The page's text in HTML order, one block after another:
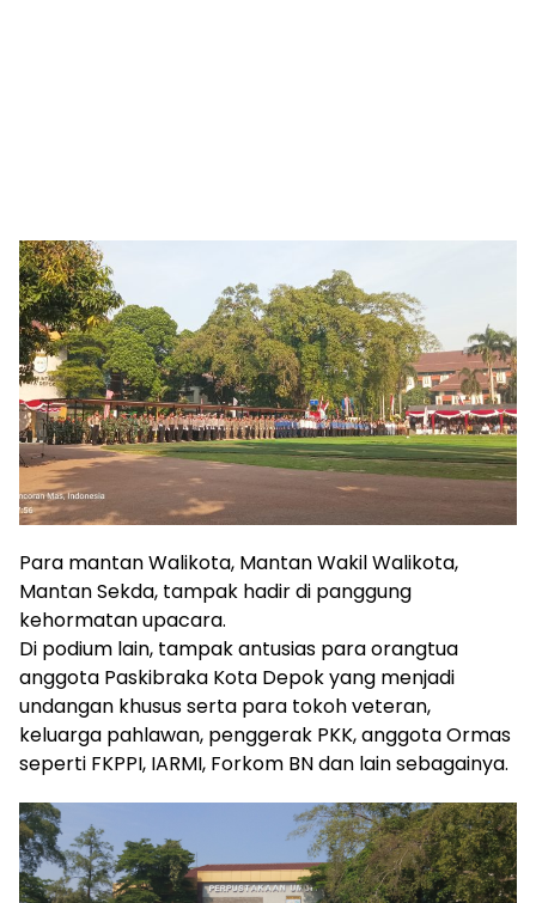
Para mantan Walikota, Mantan Wakil Walikota,
Mantan Sekda, tampak hadir di panggung
kehormatan upacara.
Di podium lain, tampak antusias para orangtua
anggota Paskibraka Kota Depok yang menjadi
undangan khusus serta para tokoh veteran,
keluarga pahlawan, penggerak PKK, anggota Ormas
seperti FKPPI, IARMI, Forkom BN dan lain sebagainya.